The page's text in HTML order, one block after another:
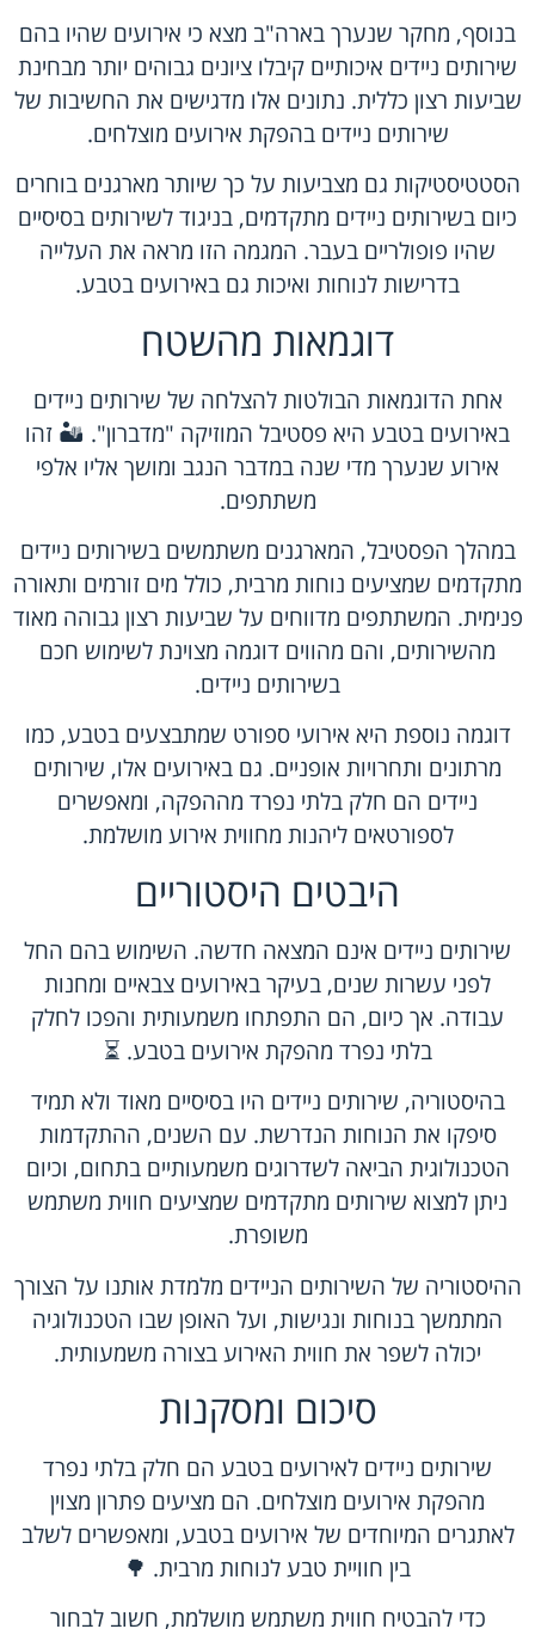
בנוסף, מחקר שנערך בארה"ב מצא כי אירועים שהיו בהם
שירותים ניידים איכותיים קיבלו ציונים גבוהים יותר מבחינת
שביעות רצון כללית. נתונים אלו מדגישים את החשיבות של
שירותים ניידים בהפקת אירועים מוצלחים.
הסטטיסטיקות גם מצביעות על כך שיותר מארגנים בוחרים
כיום בשירותים ניידים מתקדמים, בניגוד לשירותים בסיסיים
שהיו פופולריים בעבר. המגמה הזו מראה את העלייה
בדרישות לנוחות ואיכות גם באירועים בטבע.
דוגמאות מהשטח
אחת הדוגמאות הבולטות להצלחה של שירותים ניידים
באירועים בטבע היא פסטיבל המוזיקה "מדברון". 🏜️ זהו
אירוע שנערך מדי שנה במדבר הנגב ומושך אליו אלפי
משתתפים.
במהלך הפסטיבל, המארגנים משתמשים בשירותים ניידים
מתקדמים שמציעים נוחות מרבית, כולל מים זורמים ותאורה
פנימית. המשתתפים מדווחים על שביעות רצון גבוהה מאוד
מהשירותים, והם מהווים דוגמה מצוינת לשימוש חכם
בשירותים ניידים.
דוגמה נוספת היא אירועי ספורט שמתבצעים בטבע, כמו
מרתונים ותחרויות אופניים. גם באירועים אלו, שירותים
ניידים הם חלק בלתי נפרד מההפקה, ומאפשרים
לספורטאים ליהנות מחווית אירוע מושלמת.
היבטים היסטוריים
שירותים ניידים אינם המצאה חדשה. השימוש בהם החל
לפני עשרות שנים, בעיקר באירועים צבאיים ומחנות
עבודה. אך כיום, הם התפתחו משמעותית והפכו לחלק
בלתי נפרד מהפקת אירועים בטבע. ⏳
בהיסטוריה, שירותים ניידים היו בסיסיים מאוד ולא תמיד
סיפקו את הנוחות הנדרשת. עם השנים, ההתקדמות
הטכנולוגית הביאה לשדרוגים משמעותיים בתחום, וכיום
ניתן למצוא שירותים מתקדמים שמציעים חווית משתמש
משופרת.
ההיסטוריה של השירותים הניידים מלמדת אותנו על הצורך
המתמשך בנוחות ונגישות, ועל האופן שבו הטכנולוגיה
יכולה לשפר את חווית האירוע בצורה משמעותית.
סיכום ומסקנות
שירותים ניידים לאירועים בטבע הם חלק בלתי נפרד
מהפקת אירועים מוצלחים. הם מציעים פתרון מצוין
לאתגרים המיוחדים של אירועים בטבע, ומאפשרים לשלב
בין חוויית טבע לנוחות מרבית. 🌳
כדי להבטיח חווית משתמש מושלמת, חשוב לבחור